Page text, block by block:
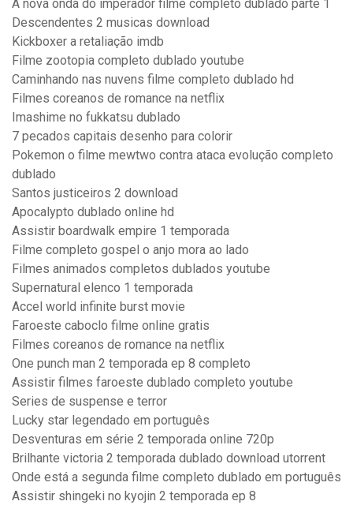
A nova onda do imperador filme completo dublado parte 1
Descendentes 2 musicas download
Kickboxer a retaliação imdb
Filme zootopia completo dublado youtube
Caminhando nas nuvens filme completo dublado hd
Filmes coreanos de romance na netflix
Imashime no fukkatsu dublado
7 pecados capitais desenho para colorir
Pokemon o filme mewtwo contra ataca evolução completo
dublado
Santos justiceiros 2 download
Apocalypto dublado online hd
Assistir boardwalk empire 1 temporada
Filme completo gospel o anjo mora ao lado
Filmes animados completos dublados youtube
Supernatural elenco 1 temporada
Accel world infinite burst movie
Faroeste caboclo filme online gratis
Filmes coreanos de romance na netflix
One punch man 2 temporada ep 8 completo
Assistir filmes faroeste dublado completo youtube
Series de suspense e terror
Lucky star legendado em português
Desventuras em série 2 temporada online 720p
Brilhante victoria 2 temporada dublado download utorrent
Onde está a segunda filme completo dublado em português
Assistir shingeki no kyojin 2 temporada ep 8